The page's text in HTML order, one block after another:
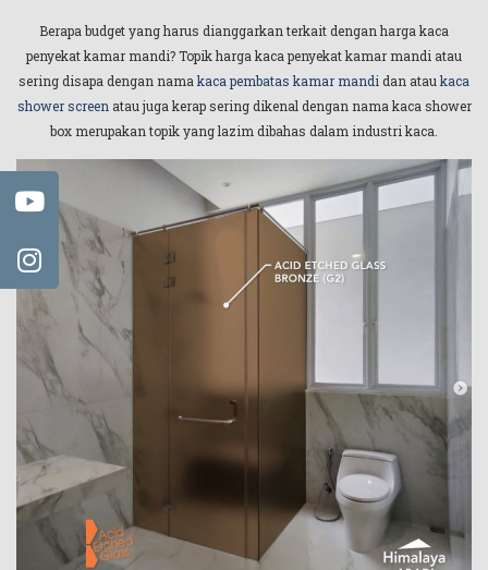
Berapa budget yang harus dianggarkan terkait dengan harga kaca
penyekat kamar mandi? Topik harga kaca penyekat kamar mandi atau
sering disapa dengan nama kaca pembatas kamar mandi dan atau kaca
shower screen atau juga kerap sering dikenal dengan nama kaca shower
box merupakan topik yang lazim dibahas dalam industri kaca.